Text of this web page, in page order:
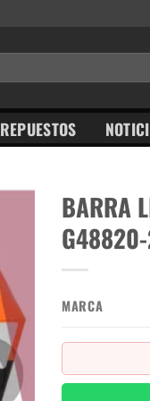
REPUESTOS
BARRA
MARCA